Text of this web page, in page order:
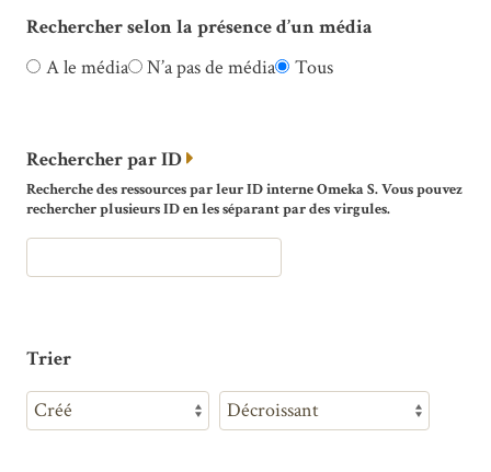
Rechercher selon la présence d’un média
A le média
N’a pas de média Tous
Rechercher par ID
Recherche des ressources par leur ID interne Omeka S. Vous pouvez
rechercher plusieurs ID en les séparant par des virgules.
Trier